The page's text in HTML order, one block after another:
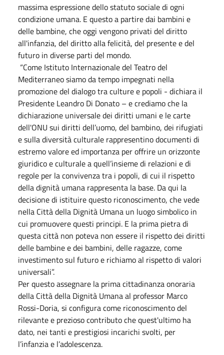
massima espressione dello statuto sociale di ogni
condizione umana. E questo a partire dai bambini e
delle bambine, che oggi vengono privati del diritto
all'infanzia, del diritto alla felicità, del presente e del
futuro in diverse parti del mondo.
“Come Istituto Internazionale del Teatro del
Mediterraneo siamo da tempo impegnati nella
promozione del dialogo tra culture e popoli - dichiara il
Presidente Leandro Di Donato – e crediamo che la
dichiarazione universale dei diritti umani e le carte
dell'ONU sui diritti dell’uomo, del bambino, dei rifugiati
e sulla diversità culturale rappresentino documenti di
estremo valore ed importanza per offrire un orizzonte
giuridico e culturale a quell’insieme di relazioni e di
regole per la convivenza tra i popoli, di cui il rispetto
della dignità umana rappresenta la base. Da qui la
decisione di istituire questo riconoscimento, che vede
nella Città della Dignità Umana un luogo simbolico in
cui promuovere questi principi. E la prima pietra di
questa città non poteva non essere il rispetto dei diritti
delle bambine e dei bambini, delle ragazze, come
investimento sul futuro e richiamo al rispetto di valori
universali”.
Per questo assegnare la prima cittadinanza onoraria
della Città della Dignità Umana al professor Marco
Rossi-Doria, si configura come riconoscimento del
rilevante e prezioso contributo che quest'ultimo ha
dato, nei tanti e prestigiosi incarichi svolti, per
l’infanzia e l’adolescenza.